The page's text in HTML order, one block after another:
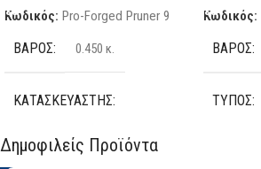
Κωδικός: Pro-Forged Pruner 9
ΒΆΡΟΣ 0.450 κ.
ΚΑΤΑΣΚΕΥΑΣΤΉΣ
Pro-Forged Pruner
Κωδικός:
ΒΆΡΟΣ
ΤΎΠΟΣ
Δημοφιλείς Προϊόντα